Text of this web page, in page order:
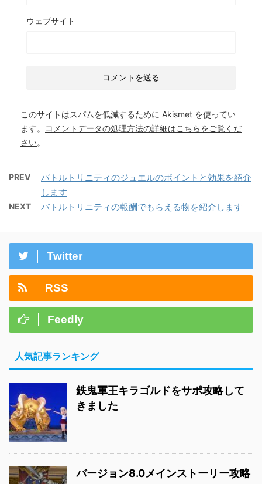
ウェブサイト
このサイトはスパムを低減するために Akismet を使ってい
ます。
コメントデータの処理方法の詳細はこちらをご覧くだ
さい。
PREV
バトルトリニティのジュエルのポイントと効果を紹介
します
NEXT バトルトリニティの報酬でもらえる物を紹介します
Twitter
RSS
Feedly
人気記事ランキング
鉄鬼軍王キラゴルドをサポ攻略して
きました
バージョン8.0メインストーリー攻略